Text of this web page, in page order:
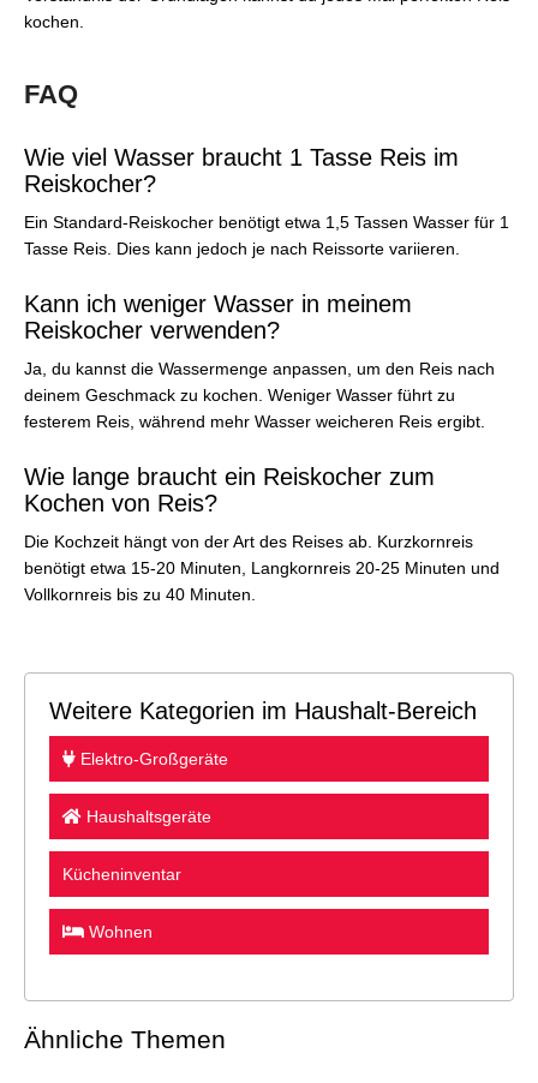
kochen.
FAQ
Wie viel Wasser braucht 1 Tasse Reis im
Reiskocher?
Ein Standard-Reiskocher benötigt etwa 1,5 Tassen Wasser für 1
Tasse Reis. Dies kann jedoch je nach Reissorte variieren.
Kann ich weniger Wasser in meinem
Reiskocher verwenden?
Ja, du kannst die Wassermenge anpassen, um den Reis nach
deinem Geschmack zu kochen. Weniger Wasser führt zu
festerem Reis, während mehr Wasser weicheren Reis ergibt.
Wie lange braucht ein Reiskocher zum
Kochen von Reis?
Die Kochzeit hängt von der Art des Reises ab. Kurzkornreis
benötigt etwa 15-20 Minuten, Langkornreis 20-25 Minuten und
Vollkornreis bis zu 40 Minuten.
Weitere Kategorien im Haushalt-Bereich
Elektro-Großgeräte
Haushaltsgeräte
Kücheninventar
Wohnen
Ähnliche Themen